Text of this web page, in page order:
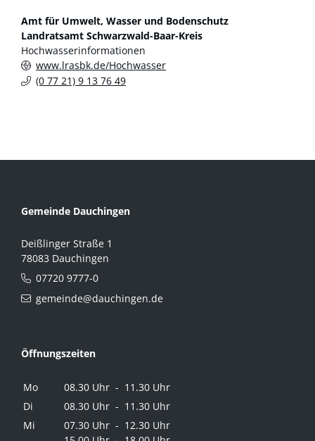
Amt für Umwelt, Wasser und Bodenschutz
Landratsamt Schwarzwald-Baar-Kreis
Hochwasserinformationen
www.lrasbk.de/Hochwasser
(0 77 21) 9 13 76 49
Gemeinde Dauchingen
Deißlinger Straße 1
78083 Dauchingen
07720 9777-0
gemeinde@dauchingen.de
Öffnungszeiten
Mo
08.30 Uhr - 11.30 Uhr
Di
08.30 Uhr - 11.30 Uhr
Mi
07.30 Uhr - 12.30 Uhr